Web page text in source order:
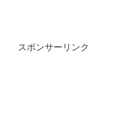
スポンサーリンク